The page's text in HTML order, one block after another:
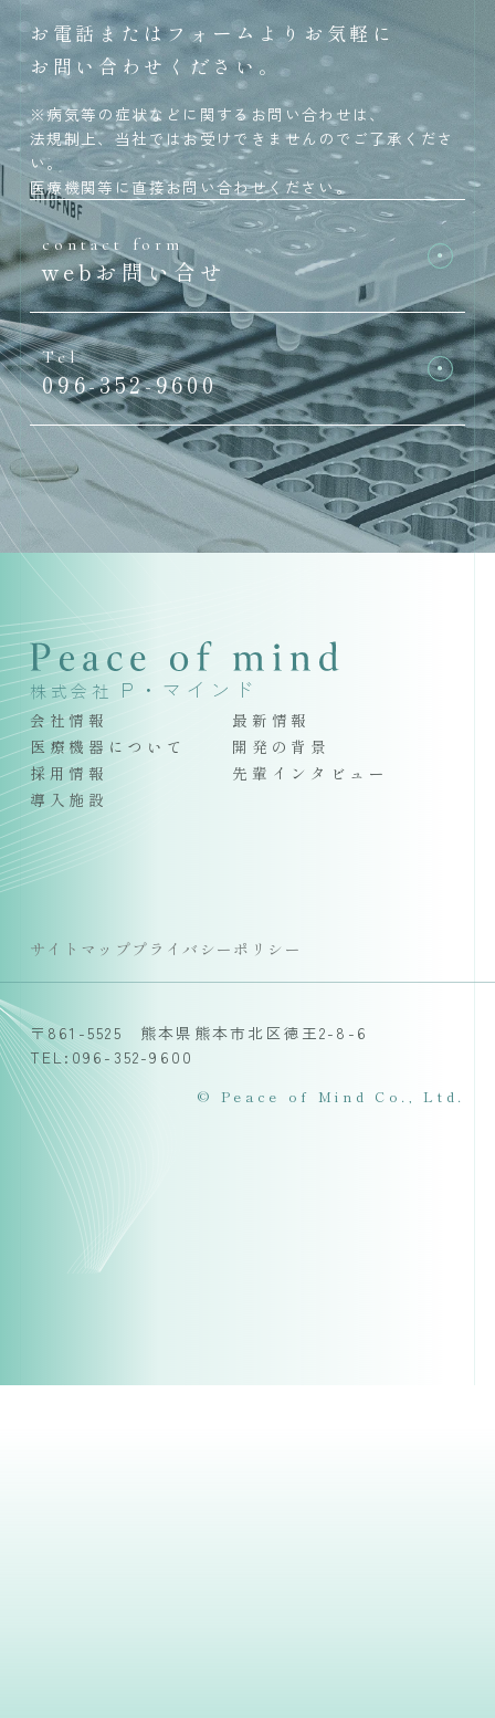
お電話またはフォームよりお気軽に
お問い合わせください。
※病気等の症状などに関するお問い合わせは、
法規制上、当社ではお受けできませんのでご了承くださ
い。
医療機関等に直接お問い合わせください。
contact form
webお問い合せ
Tel
096-352-9600
株式会社 P・マインド
会社情報
最新情報
医療機器について
開発の背景
採用情報
先輩インタビュー
導入施設
サイトマップ プライバシーポリシー
〒861-5525 熊本県熊本市北区徳王2-8-6
TEL:096-352-9600
© Peace of Mind Co., Ltd.